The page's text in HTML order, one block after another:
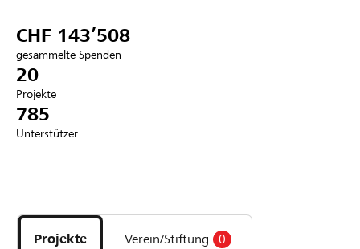
Anmelden
DE FR IT
CHF 143’508
gesammelte Spenden
20
Projekte
785
Unterstützer
Projekte
undProjekte Verein/Stiftung 0